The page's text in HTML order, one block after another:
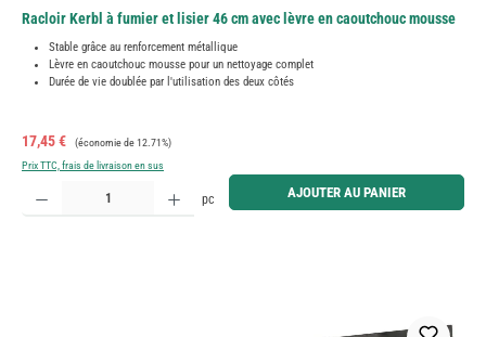
Racloir Kerbl à fumier et lisier 46 cm avec lèvre en caoutchouc mousse
Stable grâce au renforcement métallique
Lèvre en caoutchouc mousse pour un nettoyage complet
Durée de vie doublée par l'utilisation des deux côtés
Prix de vente :
17,45 € Prix régulier :
(économie de 12.71%)
Prix TTC, frais de livraison en sus
Quantité de produit : Entrez la quantité souhaitée ou utilisez les boutons pour augmenter ou
pc AJOUTER AU PANIER